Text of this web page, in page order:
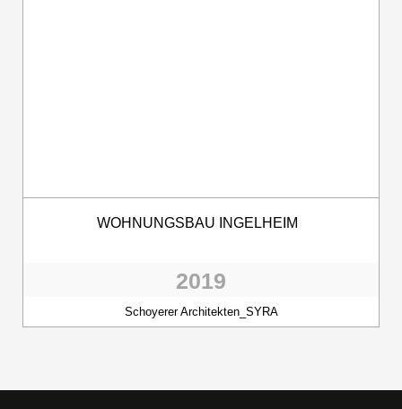
WOHNUNGSBAU INGELHEIM
2019
Schoyerer Architekten_SYRA